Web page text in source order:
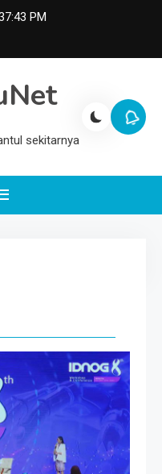
PM
sekitarnya